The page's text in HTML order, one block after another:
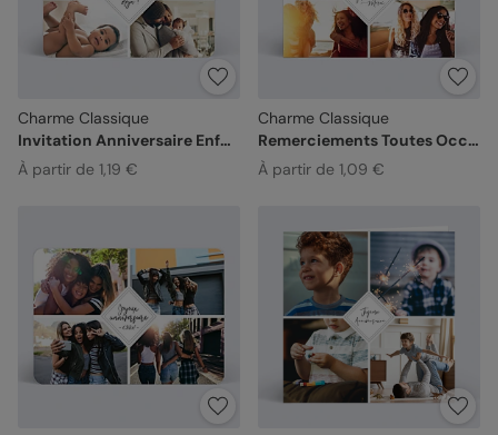
Charme Classique
Invitation Anniversaire Enfant
À partir de 1,19 €
Charme Classique
Remerciements Toutes Occasions
À partir de 1,09 €